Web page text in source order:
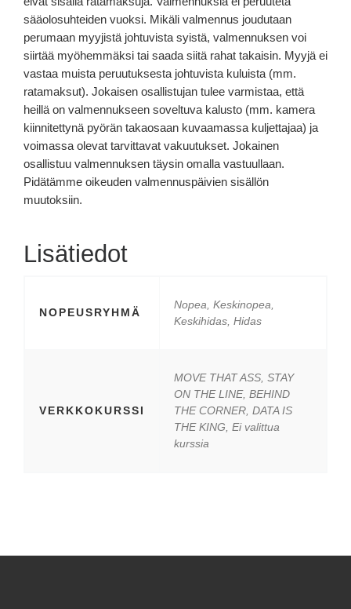
sääolosuhteiden vuoksi. Mikäli valmennus joudutaan
perumaan myyjistä johtuvista syistä, valmennuksen voi
siirtää myöhemmäksi tai saada siitä rahat takaisin. Myyjä ei
vastaa muista peruutuksesta johtuvista kuluista (mm.
ratamaksut). Jokaisen osallistujan tulee varmistaa, että
heillä on valmennukseen soveltuva kalusto (mm. kamera
kiinnitettynä pyörän takaosaan kuvaamassa kuljettajaa) ja
voimassa olevat tarvittavat vakuutukset. Jokainen
osallistuu valmennuksen täysin omalla vastuullaan.
Pidätämme oikeuden valmennuspäivien sisällön
muutoksiin.
Lisätiedot
NOPEUSRYHMÄ
Nopea, Keskinopea,
Keskihidas, Hidas
VERKKOKURSSI
MOVE THAT ASS, STAY
ON THE LINE, BEHIND
THE CORNER, DATA IS
THE KING, Ei valittua
kurssia